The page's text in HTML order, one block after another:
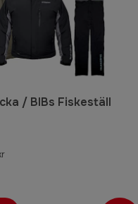
/ BIBs Fiskeställ